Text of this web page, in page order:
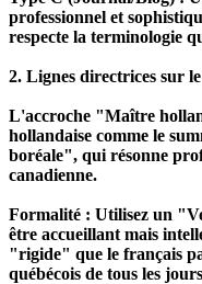
professionnel et
respecte la terminologie
2. Lignes directrices sur
L'accroche "Maître
hollandaise comme le
boréale", qui résonne
canadienne.
Formalité : Utilisez un
être accueillant mais
"rigide" que le français
québécois de tous les